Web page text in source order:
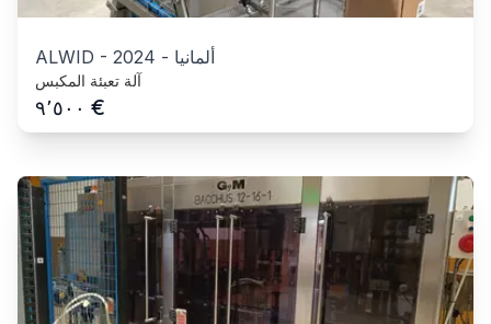
ALWID - 2024 - ألمانيا
آلة تعبئة المكبس
٩٬٥٠٠ €